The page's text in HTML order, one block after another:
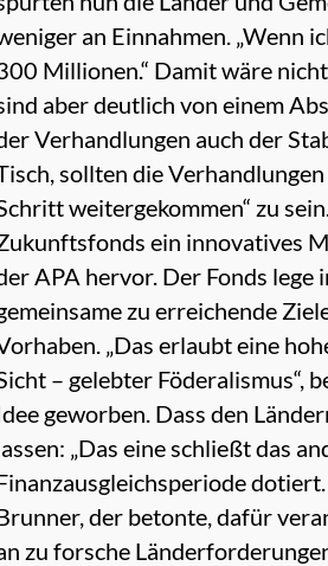
an Einnahmen. „Wenn
Millionen.“ Damit wäre
aber deutlich von einem
Verhandlungen auch der
sollten die
weitergekommen“ zu
ein innovatives
APA hervor. Der Fonds
zu erreichende
„Das erlaubt eine
– gelebter
geworben. Dass den
„Das eine schließt das
der betonte, dafür
zu forsche